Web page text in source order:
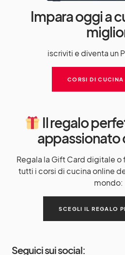
Impara oggi a
iscriviti e diventa un
CORSI DI CUCINA
Il regalo
appassionato
Regala la Gift Card digitale o
tutti i corsi di cucina online
mondo:
SCEGLI IL REGALO
Seguici sui social: